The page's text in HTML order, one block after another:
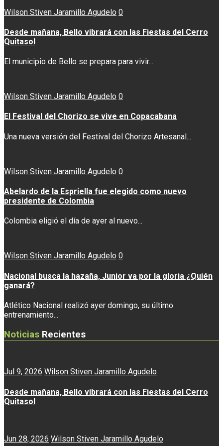
Wilson Stiven Jaramillo Agudelo 0
Desde mañana, Bello vibrará con las Fiestas del Cerro
Quitasol
El municipio de Bello se prepara para vivir...
Wilson Stiven Jaramillo Agudelo 0
El Festival del Chorizo se vive en Copacabana
Una nueva versión del Festival del Chorizo Artesanal...
Wilson Stiven Jaramillo Agudelo 0
Abelardo de la Espriella fue elegido como nuevo
presidente de Colombia
Colombia eligió el día de ayer al nuevo...
Wilson Stiven Jaramillo Agudelo 0
Nacional busca la hazaña, Junior va por la gloria ¿Quién
ganará?
Atlético Nacional realizó ayer domingo, su último
entrenamiento...
Noticias Recientes
Jul 9, 2026 Wilson Stiven Jaramillo Agudelo
Desde mañana, Bello vibrará con las Fiestas del Cerro
Quitasol
Jun 28, 2026 Wilson Stiven Jaramillo Agudelo